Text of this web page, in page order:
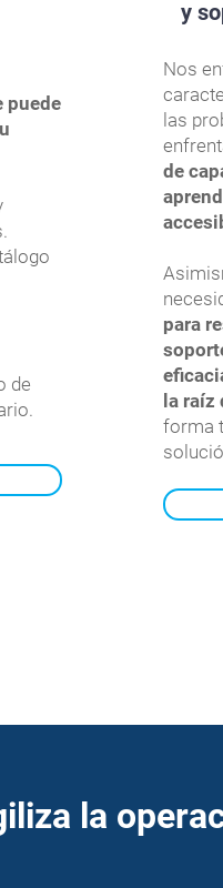
puede
de
y
Nos
las
de
para
la
forma
la